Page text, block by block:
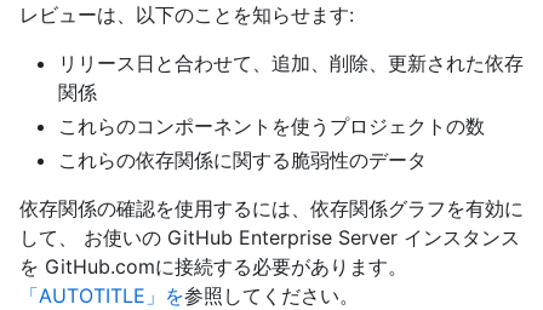
レビューは、以下のことを知らせます:
リリース日と合わせて、追加、削除、更新された依存
関係
これらのコンポーネントを使うプロジェクトの数
これらの依存関係に関する脆弱性のデータ
依存関係の確認を使用するには、依存関係グラフを有効に
して、 お使いの GitHub Enterprise Server インスタンス
を GitHub.comに接続する必要があります。
「AUTOTITLE」を参照してください。